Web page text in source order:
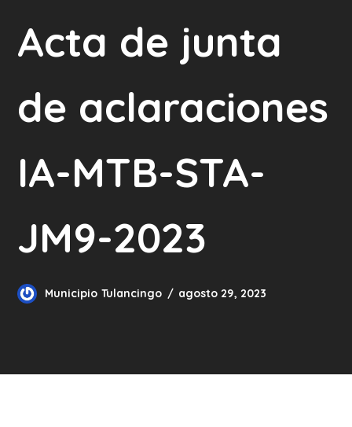
Acta de junta
de aclaraciones
IA-MTB-STA-
JM9-2023
Municipio Tulancingo agosto 29, 2023